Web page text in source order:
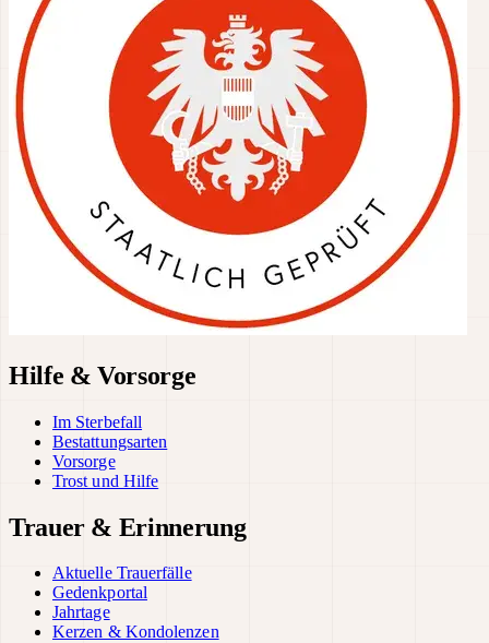
Hilfe & Vorsorge
Im Sterbefall
Bestattungsarten
Vorsorge
Trost und Hilfe
Trauer & Erinnerung
Aktuelle Trauerfälle
Gedenkportal
Jahrtage
Kerzen & Kondolenzen